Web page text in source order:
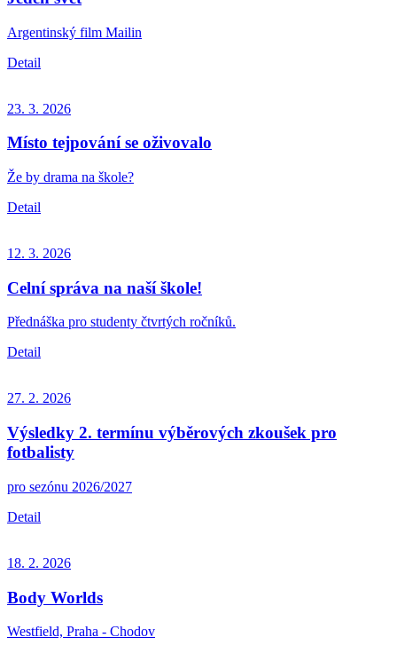
Argentinský film Mailin
Detail
23. 3. 2026
Místo tejpování se oživovalo
Že by drama na škole?
Detail
12. 3. 2026
Celní správa na naší škole!
Přednáška pro studenty čtvrtých ročníků.
Detail
27. 2. 2026
Výsledky 2. termínu výběrových zkoušek pro
fotbalisty
pro sezónu 2026/2027
Detail
18. 2. 2026
Body Worlds
Westfield, Praha - Chodov